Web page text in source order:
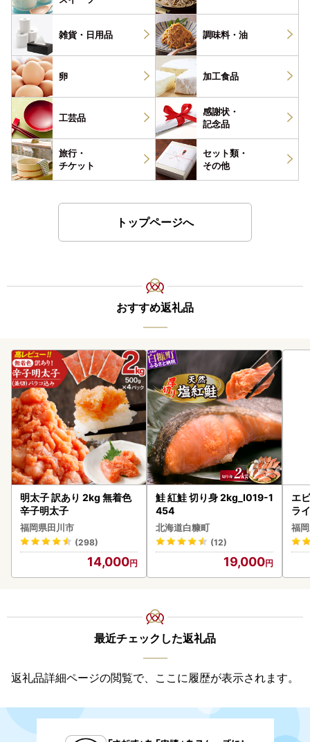
雑貨・ 日用品 調味料・ 油
卵 加工食品
工芸品
感謝状・
記念品
旅行・
チケット
セット類・
その他
トップページへ
おすすめ返礼品
明太子 訳あり 2kg 無着色
辛子明太子
福岡県田川市
(298)
14,000
鮭 紅鮭 切り身 2kg_I019-1
454
北海道白糠町
(12)
19,000
エ
ライ
福
最近チェックした返礼品
返礼品詳細ページの閲覧で、ここに履歴が表示されます。